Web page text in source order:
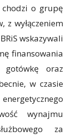
chodzi o grupę
wyłączeniem
wskazywali
finansowania
oraz
w czasie
wynajmu
za